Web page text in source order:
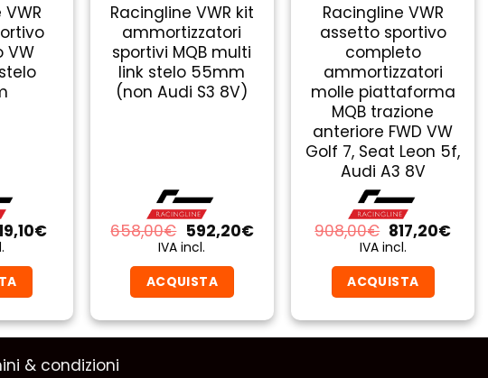
VW
€Il
Racingline VWR kit
ammortizzatori
sportivi MQB multi
link stelo 55mm
(non Audi S3 8V)
658,00€ Il
prezzo
era:
658,00€.
592,20€Il
IVA incl.
ACQUISTA
Racingline VWR
assetto sportivo
completo
ammortizzatori
molle piattaforma
MQB trazione
anteriore FWD VW
Golf 7, Seat Leon 5f,
Audi A3 8V
908,00€ Il
prezzo
era:
908,00€.
817,20€Il
IVA incl.
ACQUISTA
& condizioni